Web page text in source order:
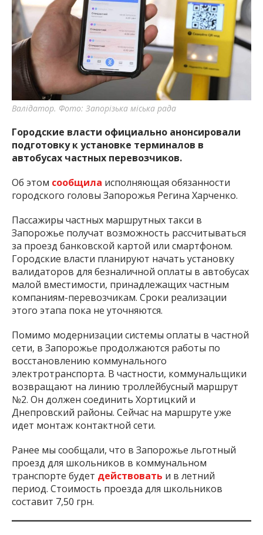
важную информацию о событиях
города Запорожья и области.
Валідатор. Фото: Запорізька міська рада
Городские власти официально анонсировали
подготовку к установке терминалов в
автобусах частных перевозчиков.
Об этом сообщила исполняющая обязанности
городского головы Запорожья Регина Харченко.
Пассажиры частных маршрутных такси в
Запорожье получат возможность рассчитываться
за проезд банковской картой или смартфоном.
Городские власти планируют начать установку
валидаторов для безналичной оплаты в автобусах
малой вместимости, принадлежащих частным
компаниям-перевозчикам. Сроки реализации
этого этапа пока не уточняются.
Помимо модернизации системы оплаты в частной
сети, в Запорожье продолжаются работы по
восстановлению коммунального
электротранспорта. В частности, коммунальщики
возвращают на линию троллейбусный маршрут
№2. Он должен соединить Хортицкий и
Днепровский районы. Сейчас на маршруте уже
идет монтаж контактной сети.
Ранее мы сообщали, что в Запорожье льготный
проезд для школьников в коммунальном
транспорте будет действовать и в летний
период. Стоимость проезда для школьников
составит 7,50 грн.